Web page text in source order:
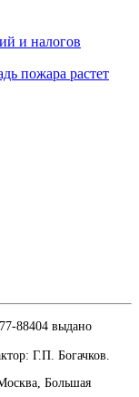
и налогов
пожара растет
88404 выдано
Г.П. Богачков.
Большая